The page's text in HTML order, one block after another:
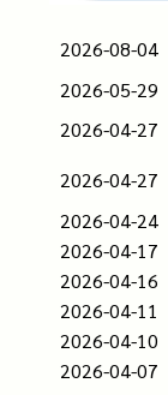
2026-08-04
2026-05-29
2026-04-27
2026-04-27
2026-04-24
2026-04-17
2026-04-16
2026-04-11
2026-04-10
2026-04-07